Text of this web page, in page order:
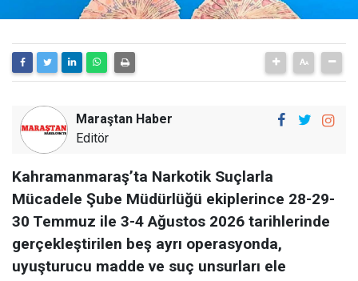
Maraştan Haber
Editör
Kahramanmaraş’ta Narkotik Suçlarla
Mücadele Şube Müdürlüğü ekiplerince 28-29-
30 Temmuz ile 3-4 Ağustos 2026 tarihlerinde
gerçekleştirilen beş ayrı operasyonda,
uyuşturucu madde ve suç unsurları ele